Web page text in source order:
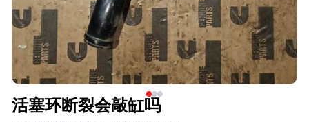
活塞环断裂会敲缸吗